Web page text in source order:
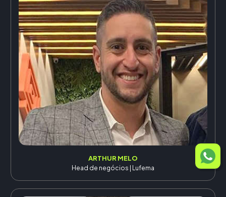
ARTHUR MELO
Head de negócios | Lufema